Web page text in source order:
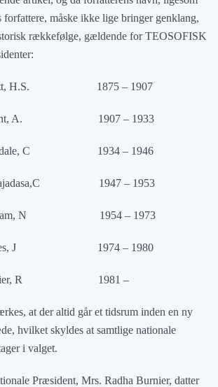
forfattere, måske ikke lige bringer genklang,
rækkefølge, gældende for TEOSOFISK
1875 – 1907
1907 – 1933
C 1934 – 1946
1947 – 1953
N 1954 – 1973
J 1974 – 1980
R 1981 –
at der altid går et tidsrum inden en ny
hvilket skyldes at samtlige nationale
i valget.
Præsident, Mrs. Radha Burnier, datter